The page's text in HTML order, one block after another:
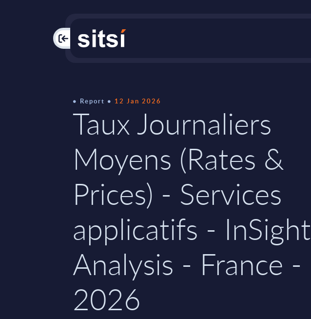
PAC
Report 12 Jan 2026
Taux Journaliers
Moyens (Rates &
Prices) - Services
applicatifs - InSight
Analysis - France -
2026